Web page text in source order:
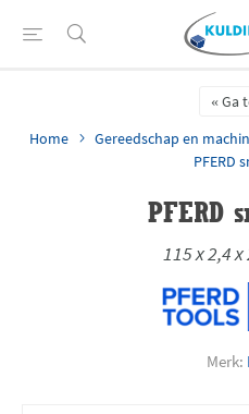
Ga
Home
Gereedschap en
PFERD
PFERD
115 x 2,4
Merk: